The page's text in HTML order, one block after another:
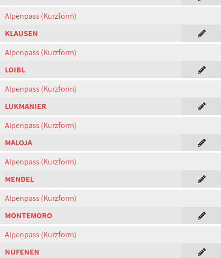
Alpenpass (Kurzform)
KLAUSEN
Alpenpass (Kurzform)
LOIBL
Alpenpass (Kurzform)
LUKMANIER
Alpenpass (Kurzform)
MALOJA
Alpenpass (Kurzform)
MENDEL
Alpenpass (Kurzform)
MONTEMORO
Alpenpass (Kurzform)
NUFENEN